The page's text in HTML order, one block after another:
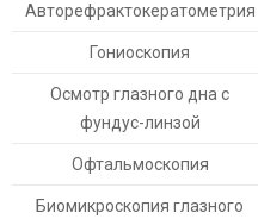
Авторефрактокератометрия
Гониоскопия
Осмотр глазного дна с
фундус-линзой
Офтальмоскопия
Биомикроскопия глазного